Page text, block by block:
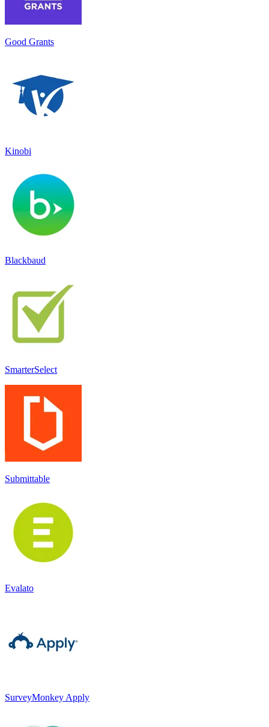
Good Grants
Kinobi
Blackbaud
SmarterSelect
Submittable
Evalato
SurveyMonkey Apply